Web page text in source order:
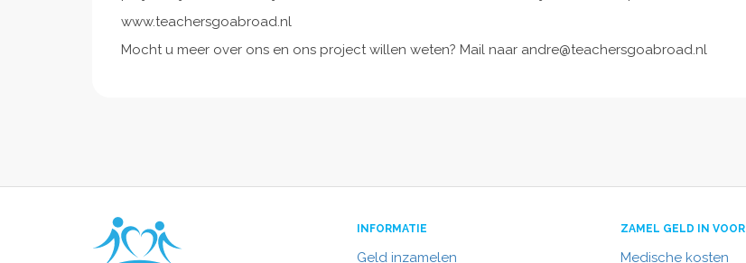
www.teachersgoabroad.nl
Mocht u meer over ons en ons project willen weten? Mail naar andre@teachersgoabroad.nl
INFORMATIE
Geld inzamelen
ZAMEL GELD IN VOOR
Medische kosten